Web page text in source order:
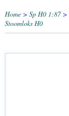
Home > Sp H0 1:87>
Stoomloks H0